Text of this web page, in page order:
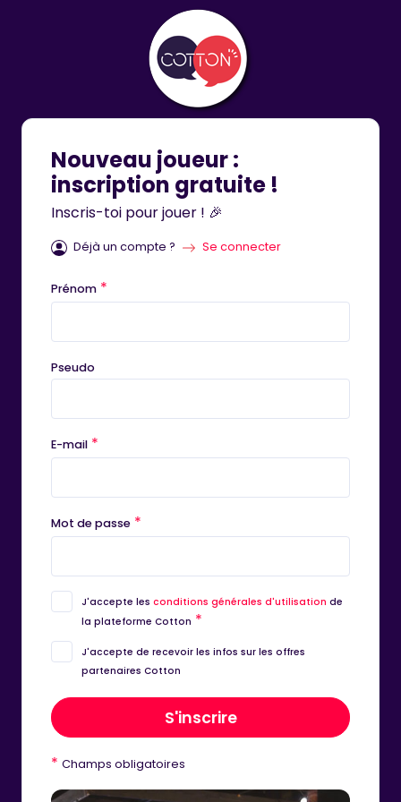
Nouveau joueur :
inscription gratuite !
Inscris-toi pour jouer ! 🎉
Déjà un compte ? Se connecter
Prénom *
Pseudo
E-mail *
Mot de passe *
J'accepte les conditions générales d'utilisation de
la plateforme Cotton *
J'accepte de recevoir les infos sur les offres
partenaires Cotton
S'inscrire
* Champs obligatoires